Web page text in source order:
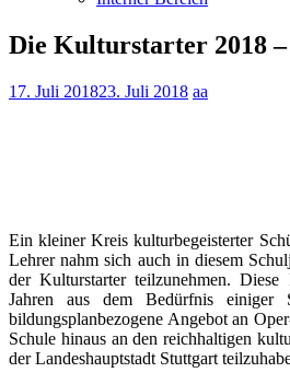
Die Kulturstarter 2018
17. Juli 201823. Juli 2018 aa
Ein kleiner Kreis kulturbegeisterter
Lehrer nahm sich auch in diesem
der Kulturstarter teilzunehmen.
Jahren aus dem Bedürfnis einiger
bildungsplanbezogene Angebot an
Schule hinaus an den reichhaltigen
der Landeshauptstadt Stuttgart